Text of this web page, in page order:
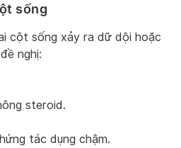
sống
cột sống xảy ra dữ dội hoặc
nghị:
steroid.
tác dụng chậm.